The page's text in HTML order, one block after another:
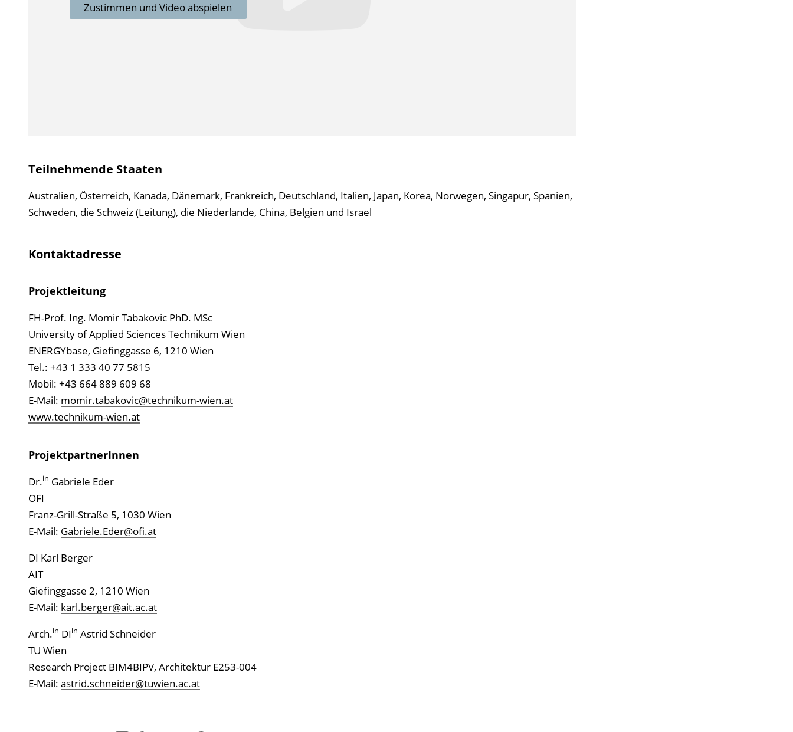
Zustimmen und Video abspielen
Teilnehmende Staaten
Australien, Österreich, Kanada, Dänemark, Frankreich, Deutschland, Italien, Japan, Korea, Norwegen, Singapur, Spanien,
Schweden, die Schweiz (Leitung), die Niederlande, China, Belgien und Israel
Kontaktadresse
Projektleitung
FH-Prof. Ing. Momir Tabakovic PhD. MSc
University of Applied Sciences Technikum Wien
ENERGYbase, Giefinggasse 6, 1210 Wien
Tel.: +43 1 333 40 77 5815
Mobil: +43 664 889 609 68
E-Mail: momir.tabakovic@technikum-wien.at
www.technikum-wien.at
ProjektpartnerInnen
Dr.in Gabriele Eder
OFI
Franz-Grill-Straße 5, 1030 Wien
E-Mail: Gabriele.Eder@ofi.at
DI Karl Berger
AIT
Giefinggasse 2, 1210 Wien
E-Mail: karl.berger@ait.ac.at
Arch.in DIin Astrid Schneider
TU Wien
Research Project BIM4BIPV, Architektur E253-004
E-Mail: astrid.schneider@tuwien.ac.at